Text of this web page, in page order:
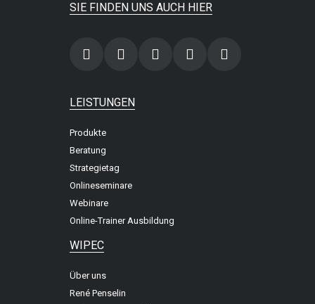
SIE FINDEN UNS AUCH HIER
LEISTUNGEN
Produkte
Beratung
Strategietag
Onlineseminare
Webinare
Online-Trainer Ausbildung
WIPEC
Über uns
René Penselin